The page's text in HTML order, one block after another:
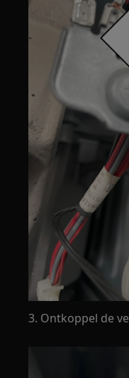
3. Ontkoppel de